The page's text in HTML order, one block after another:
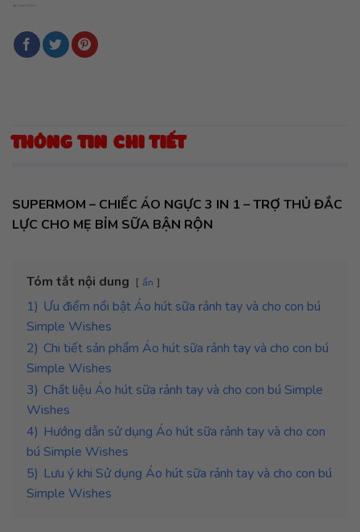
THÔNG TIN CHI TIẾT
SUPERMOM – CHIẾC ÁO NGỰC 3 IN 1 – TRỢ THỦ ĐẮC
LỰC CHO MẸ BỈM SỮA BẬN RỘN
Tóm tắt nội dung ẩn
1) Ưu điểm nổi bật Áo hút sữa rảnh tay và cho con bú
Simple Wishes
2) Chi tiết sản phẩm Áo hút sữa rảnh tay và cho con bú
Simple Wishes
3) Chất liệu Áo hút sữa rảnh tay và cho con bú Simple
Wishes
4) Hướng dẫn sử dụng Áo hút sữa rảnh tay và cho con
bú Simple Wishes
5) Lưu ý khi Sử dụng Áo hút sữa rảnh tay và cho con bú
Simple Wishes